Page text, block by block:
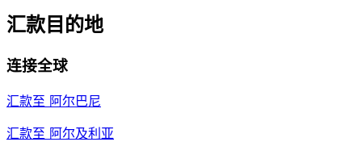
汇款目的地
连接全球
汇款至 阿尔巴尼
汇款至 阿尔及利亚